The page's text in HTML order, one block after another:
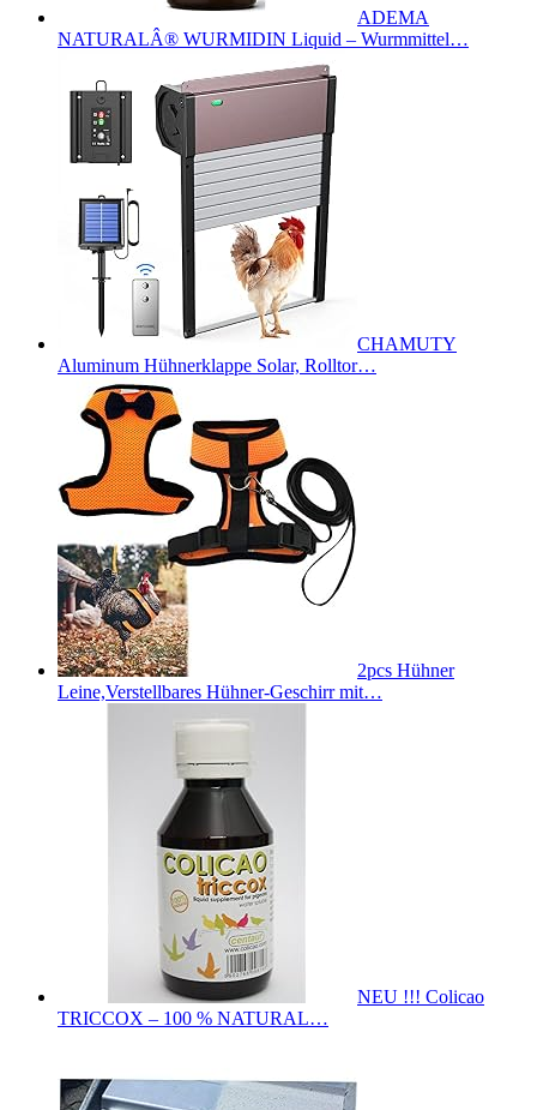
ADEMA
NATURALÂ® WURMIDIN Liquid – Wurmmittel…
CHAMUTY
Aluminum Hühnerklappe Solar, Rolltor…
2pcs Hühner
Leine,Verstellbares Hühner-Geschirr mit…
NEU !!! Colicao
TRICCOX – 100 % NATURAL…